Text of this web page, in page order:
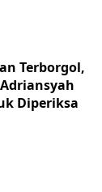
Terborgol,
Diperiksa